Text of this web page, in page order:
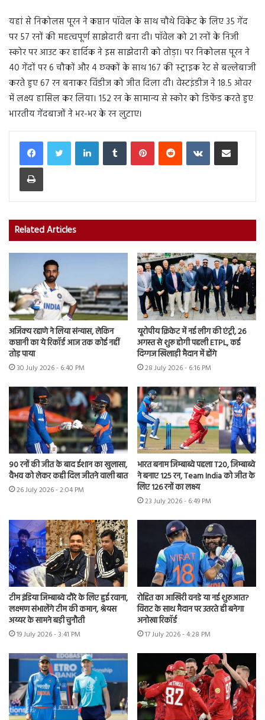
यहां से निकोलस पूरन ने कप्तान पॉवेल के साथ चौथे विकेट के लिए 35 गेंद
पर 57 रनों की महत्वपूर्ण साझेदारी बना दी। पॉवेल को 21 रनों के निजी
स्कोर पर आउट कर हार्दिक ने इस साझेदारी को तोड़ा। पर निकोलस पूरन ने
40 गेंदों पर 6 चौकों और 4 छक्कों के साथ 167 की स्ट्राइक रेट से बल्लेबाजी
करते हुए 67 रन बनाकर विंडीज को जीत दिला दी। वेस्टइंडीज ने 18.5 ओवर
में लक्ष्य हासिल कर लिया। 152 रन के सामान्य से स्कोर को डिफेंड करते हुए
भारतीय गेंदबाजों ने भर-भर के रन लुटाए।
LinkedInTumblr PinterestReddit VKontakteShare via Email
Print
Related Articles
अजिंक्य रहाणे ने लिया संन्यास, लेकिन
कप्तानी का ये रिकॉर्ड आज तक कोई नहीं
तोड़ पाया
30 July 2026 - 6:40 PM
यूरोपीय क्रिकेट में नई लीग की एंट्री, 26
अगस्त से शुरू होगी पहली ETPL, कई
दिग्गज खिलाड़ी मैदान में होंगे
28 July 2026 - 6:16 PM
90 रनों की जीत के बाद ईशान का खुलासा,
वैभव को लेकर कही दिल जीतने वाली बात
26 July 2026 - 2:04 PM
भारत बनाम जिम्बाब्वे पहला T20, जिम्बाब्वे
ने बनाए 125 रन, Team India को जीत के
लिए 126 रनों का लक्ष्य
23 July 2026 - 6:49 PM
टीम इंडिया जिम्बाब्वे दौरे के लिए हुई रवाना,
लक्ष्मण संभालेंगे टीम की कमान, श्रेयस
अय्यर के सामने बड़ी चुनौती
19 July 2026 - 3:41 PM
रोहित का आखिरी वनडे या नई शुरुआत?
विराट के साथ मैदान पर उतरते ही बनेगा
अनोखा रिकॉर्ड
17 July 2026 - 4:28 PM